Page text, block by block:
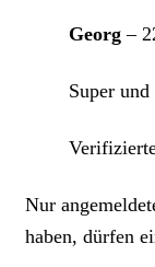
Georg–
Super
Nur
haben, dürfen